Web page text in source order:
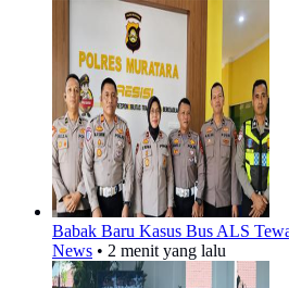
Babak Baru Kasus Bus ALS
News • 2 menit yang lalu